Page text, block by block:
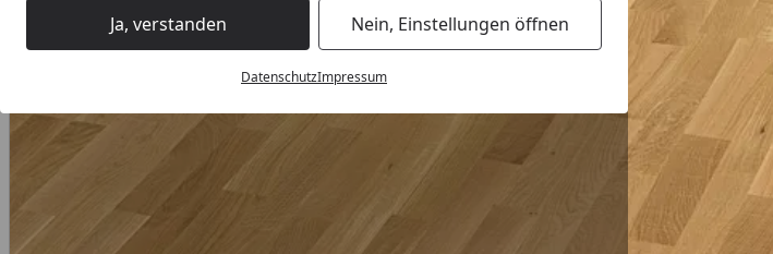
Ja, verstanden Nein, Einstellungen öffnen
DatenschutzImpressum